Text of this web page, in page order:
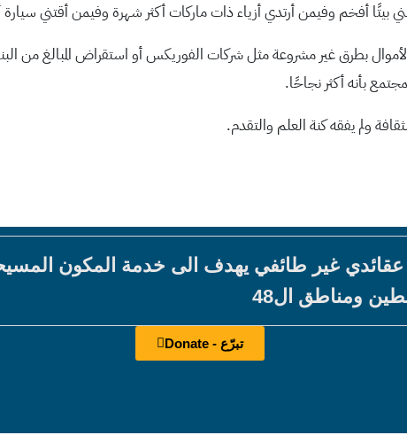
بيتًا أفخم وفيمن أرتدي أزياء ذات ماركات أكثر شهرة وفيمن أقتني سيارة
بطرق غير مشروعة مثل شركات الفوريكس أو استقراض المبالغ من
بأنه أكثر نجاحًا.
ولم يفقه كنة العلم والتقدم.
عقائدي غير طائفي يهدف الى خدمة المكون
ومناطق ال48
تبرّع - Donate